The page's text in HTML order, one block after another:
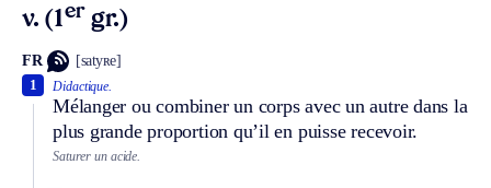
v. (1er gr.)
FR [satyʀe]
Didactique.
Mélanger ou combiner un corps avec un autre dans la
plus grande proportion qu’il en puisse recevoir.
1
Saturer un acide.